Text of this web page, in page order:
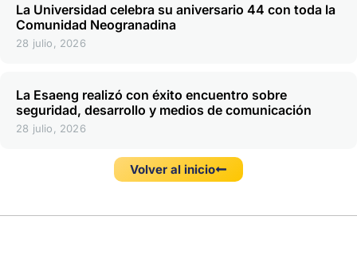
La Universidad celebra su aniversario 44 con toda la
Comunidad Neogranadina
28 julio, 2026
La Esaeng realizó con éxito encuentro sobre
seguridad, desarrollo y medios de comunicación
28 julio, 2026
Volver al inicio